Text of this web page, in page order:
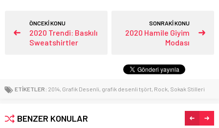
ÖNCEKİ KONU
2020 Trendi: Baskılı
Sweatshirtler
SONRAKİ KONU
2020 Hamile Giyim
Modası
ETİKETLER: 2014, Grafik Desenli, grafik desenli tşört, Rock, Sokak Stilleri
BENZER KONULAR